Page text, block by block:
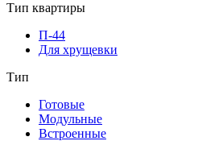
Тип квартиры
П-44
Для хрущевки
Тип
Готовые
Модульные
Встроенные